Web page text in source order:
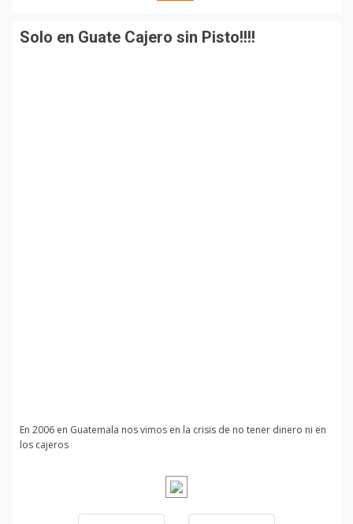
Solo en Guate Cajero sin Pisto!!!!
En 2006 en Guatemala nos vimos en la crisis de no tener dinero ni en
los cajeros